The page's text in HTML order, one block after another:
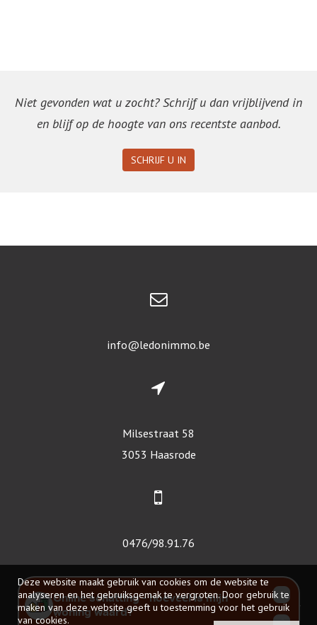
Niet gevonden wat u zocht? Schrijf u dan vrijblijvend in
en blijf op de hoogte van ons recentste aanbod.
SCHRIJF U IN
info@ledonimmo.be
Milsestraat 58
3053 Haasrode
0476/98.91.76
© 2026 - Led-On-Immo -Developed by Zabun-Disclaimer-Privacy policy
Deze website maakt gebruik van cookies om de website te
analyseren en het gebruiksgemak te vergroten. Door gebruik te
maken van deze website geeft u toestemming voor het gebruik
van cookies.